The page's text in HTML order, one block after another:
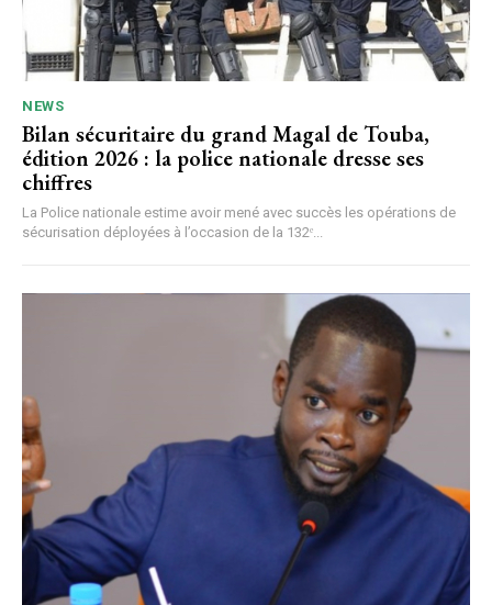
NEWS
Bilan sécuritaire du grand Magal de Touba,
édition 2026 : la police nationale dresse ses
chiffres
La Police nationale estime avoir mené avec succès les opérations de
sécurisation déployées à l’occasion de la 132ᵉ...